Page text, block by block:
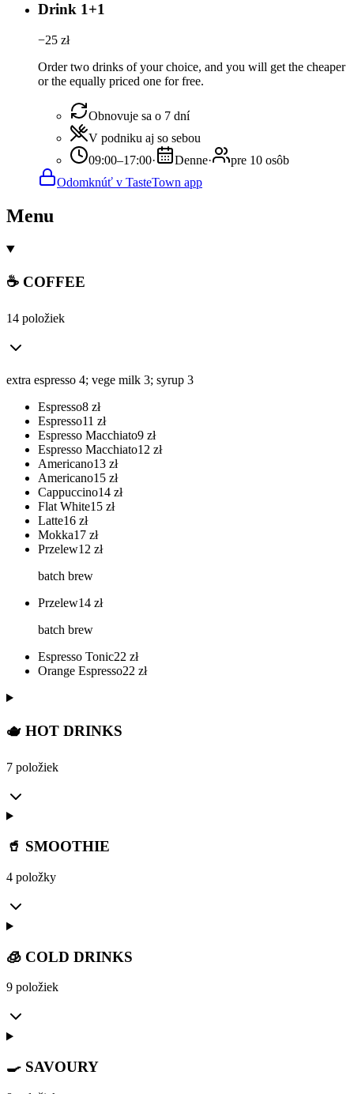
Drink 1+1
−25 zł
Order two drinks of your choice, and you will get the cheaper
or the equally priced one for free.
Obnovuje sa o 7 dní
V podniku aj so sebou
09:00–17:00· Denne·
pre 10 osôb
Odomknúť v TasteTown app
Menu
☕ COFFEE
14 položiek
extra espresso 4; vege milk 3; syrup 3
Espresso8 zł
Espresso11 zł
Espresso Macchiato9 zł
Espresso Macchiato12 zł
Americano13 zł
Americano15 zł
Cappuccino14 zł
Flat White15 zł
Latte16 zł
Mokka17 zł
Przelew12 zł
batch brew
Przelew14 zł
batch brew
Espresso Tonic22 zł
Orange Espresso22 zł
🫖 HOT DRINKS
7 položiek
🥤 SMOOTHIE
4 položky
🧊 COLD DRINKS
9 položiek
🍳 SAVOURY